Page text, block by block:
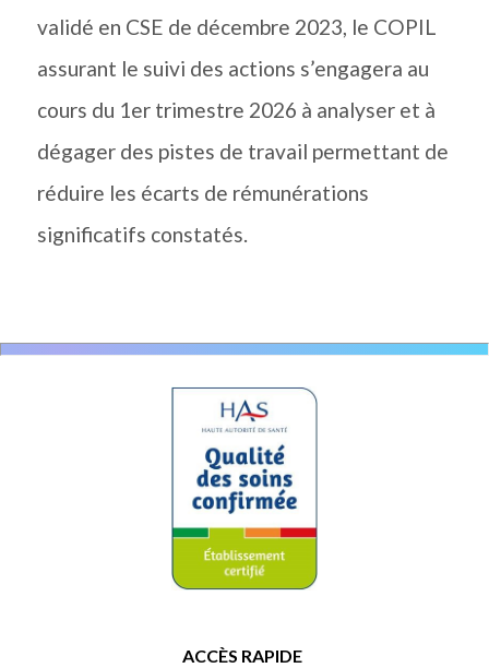
validé en CSE de décembre 2023, le COPIL
assurant le suivi des actions s’engagera au
cours du 1er trimestre 2026 à analyser et à
dégager des pistes de travail permettant de
réduire les écarts de rémunérations
significatifs constatés.
ACCÈS RAPIDE